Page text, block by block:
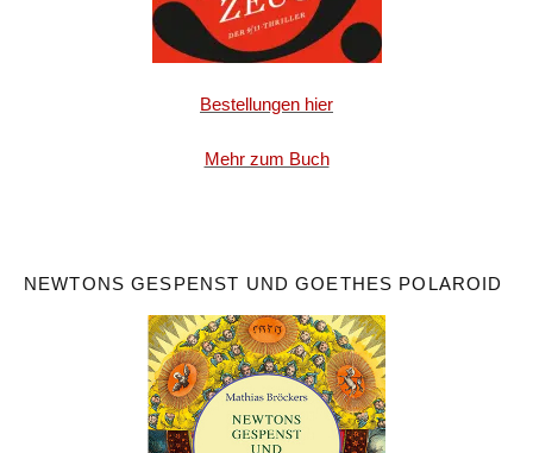
Bestellungen hier
Mehr zum Buch
NEWTONS GESPENST UND GOETHES POLAROID